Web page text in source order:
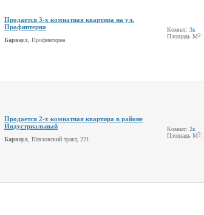
Продается 3-х комнатная квартира на ул.
Профинтерна
Барнаул , Профинтерна
Комнат: 3к
Площадь М2 :
Продается 2-х комнатная квартира в районе
Индустриальный
Барнаул , Павловский тракт, 221
Комнат: 2к
Площадь М2 :